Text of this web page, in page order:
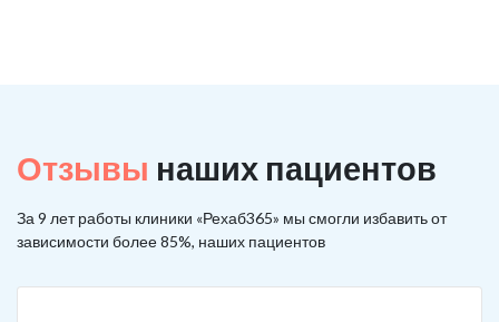
Отзывы наших пациентов
За 9 лет работы клиники «Рехаб365» мы смогли избавить от
зависимости более 85%, наших пациентов